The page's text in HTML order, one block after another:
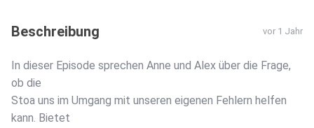
Beschreibung vor 1 Jahr
In dieser Episode sprechen Anne und Alex über die Frage,
ob die
Stoa uns im Umgang mit unseren eigenen Fehlern helfen
kann. Bietet